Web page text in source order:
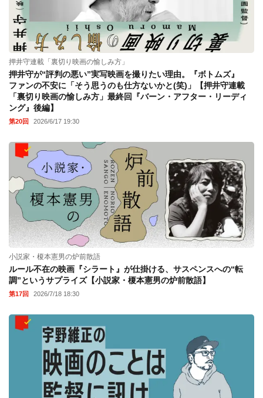
押井守連載「裏切り映画の愉しみ方」
押井守が“評判の悪い”実写映画を撮りたい理由。『ボトムズ』
ファンの不安に「そう思うのも仕方ないかと(笑)」【押井守連載
「裏切り映画の愉しみ方」最終回『バーン・アフター・リーディ
ング』後編】
第20回 2026/6/17 19:30
小説家・榎本憲男の炉前散語
ルール不在の映画『シラート』が仕掛ける、サスペンスへの“転
調”というサプライズ【小説家・榎本憲男の炉前散語】
第17回 2026/7/18 18:30